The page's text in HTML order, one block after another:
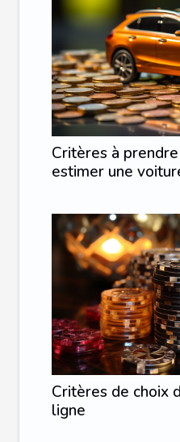
Critères à
estimer une
Critères de choix
ligne